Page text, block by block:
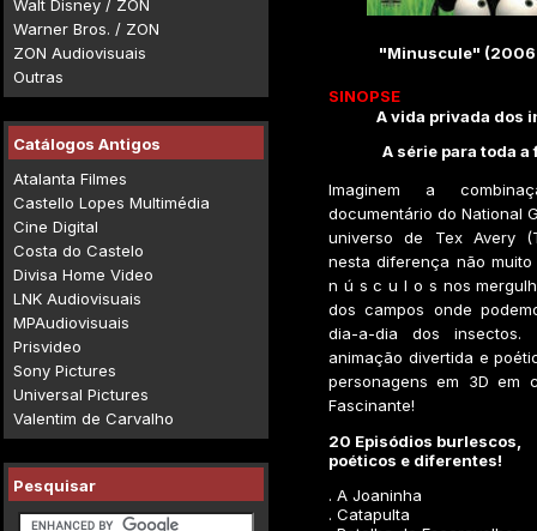
Walt Disney / ZON
Warner Bros. / ZON
ZON Audiovisuais
Outras
Catálogos Antigos
Atalanta Filmes
Castello Lopes Multimédia
Cine Digital
Costa do Castelo
Divisa Home Video
LNK Audiovisuais
MPAudiovisuais
Prisvideo
Sony Pictures
Universal Pictures
Valentim de Carvalho
Pesquisar
"Minuscule" (2006
SINOPSE
A vida privada dos
A série para toda a
Imaginem a
documentário do National
universo de Tex Avery
nesta diferença não
n ú s c u l o s nos
dos campos onde
dia-a-dia dos insectos.
animação divertida e
personagens em 3D em
Fascinante!
20 Episódios burlescos,
poéticos e diferentes!
. A Joaninha
. Catapulta